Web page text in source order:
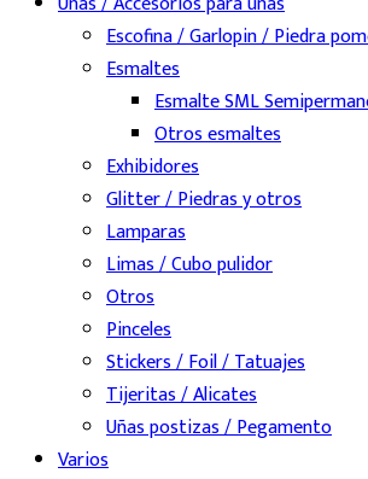
Escofina / Garlopin / Piedra
Esmaltes
Esmalte SML
Otros esmaltes
Exhibidores
Glitter / Piedras y otros
Lamparas
Limas / Cubo pulidor
Otros
Pinceles
Stickers / Foil / Tatuajes
Tijeritas / Alicates
Uñas postizas / Pegamento
Varios